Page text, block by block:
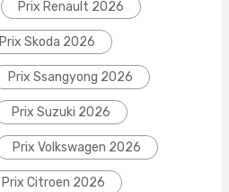
Prix Renault 2026
Prix Skoda 2026
Prix Ssangyong 2026
Prix Suzuki 2026
Prix Volkswagen 2026
Prix Citroen 2026